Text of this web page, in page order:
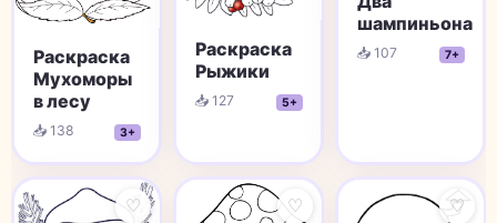
Раскраска
Мухоморы
в лесу
📥 138 3+
Раскраска
Рыжики
📥 127 5+
шампиньона
📥 107 7+
♡ ♡ ♡